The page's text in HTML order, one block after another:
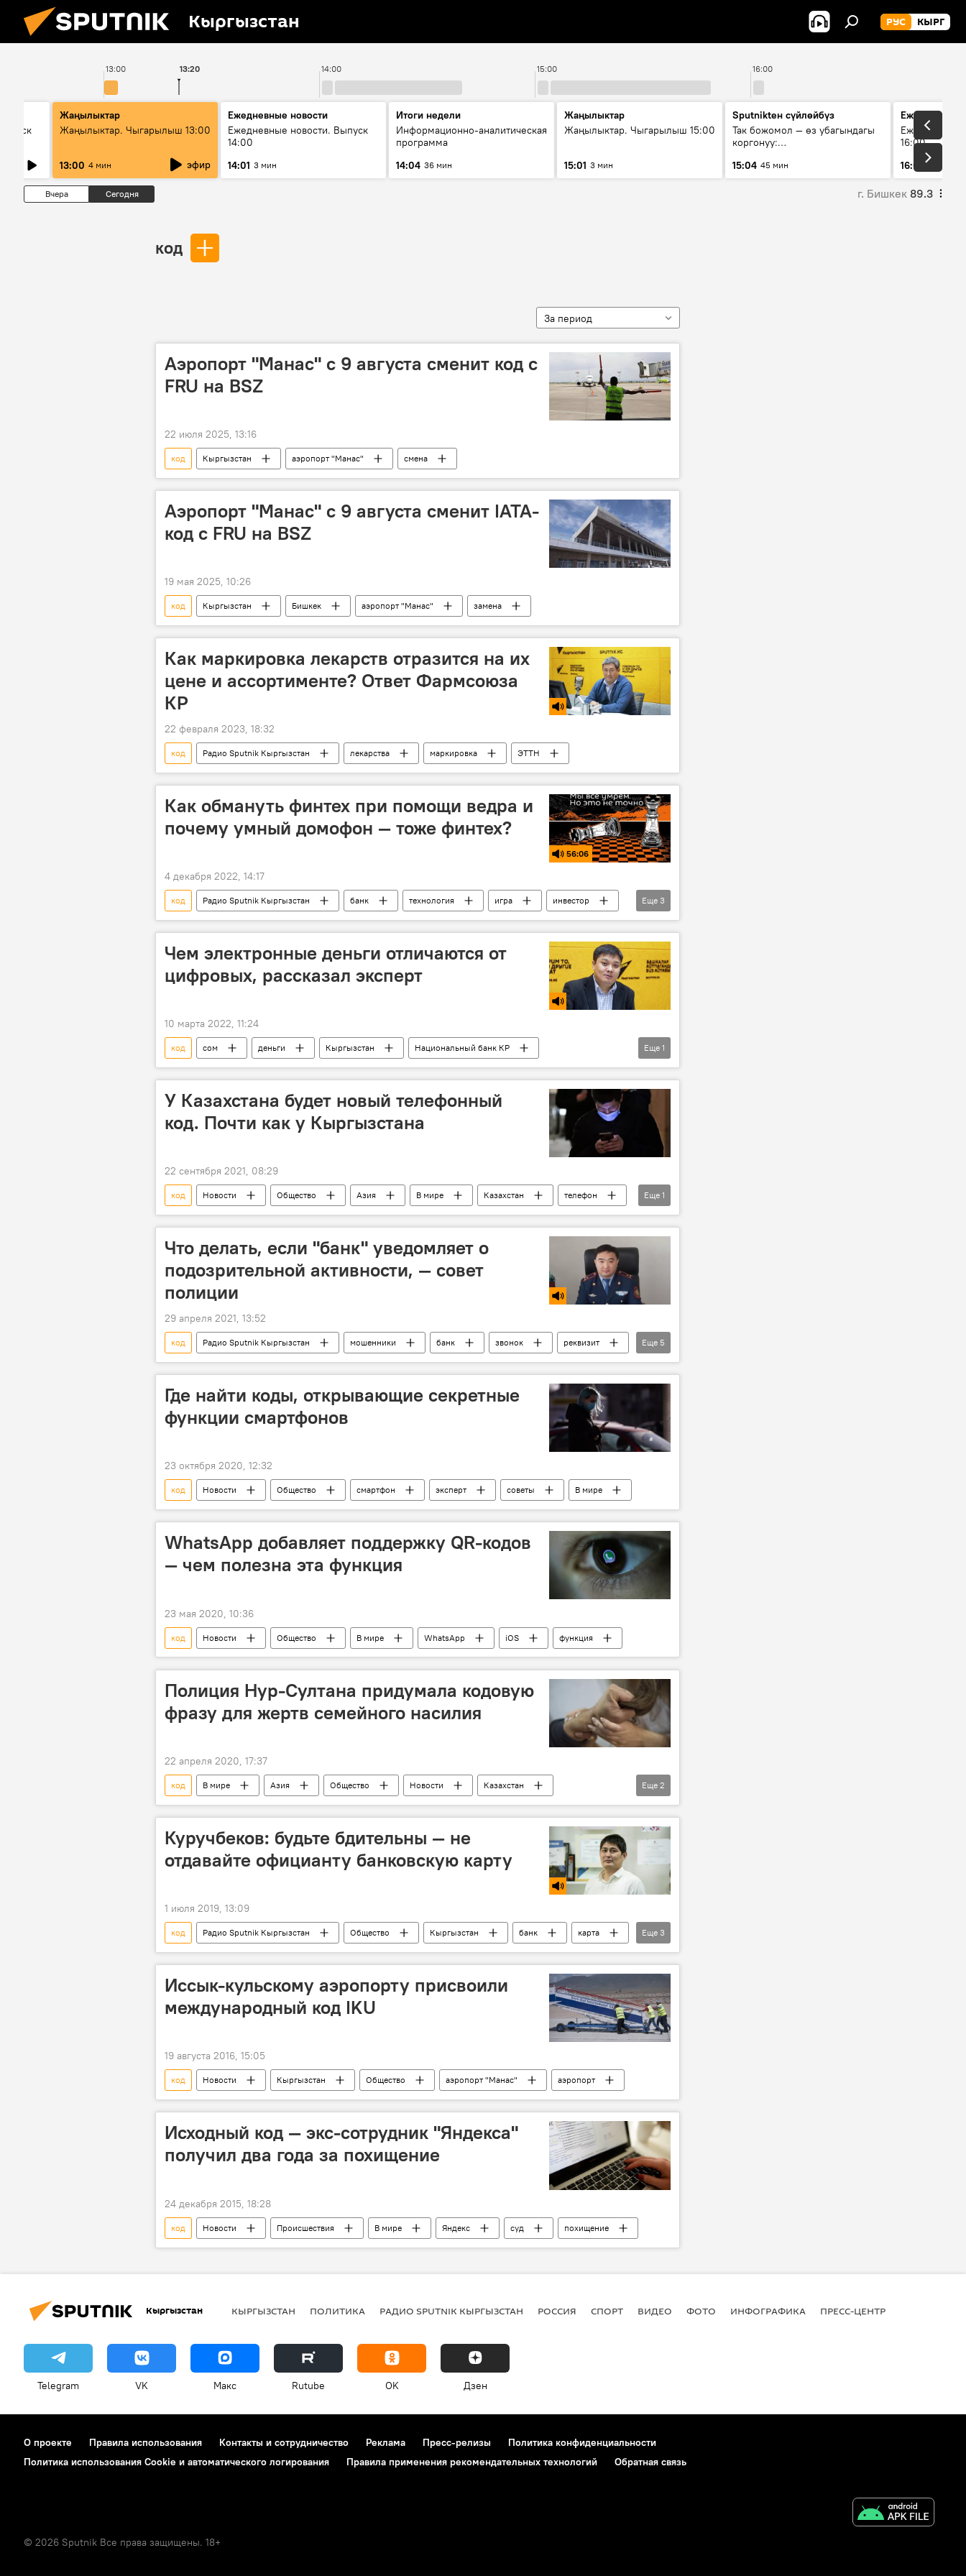
Кыргызстан РУС КЫРГ
13:00 14:00 15:00 16:00
13:20
Жаңылыктар
Жаңылыктар. Чыгарылыш 13:00
13:00 4 мин эфир
Ежедневные новости
Ежедневные новости. Выпуск
14:00
14:01 3 мин
Итоги недели
Информационно-аналитическая
программа
14:04 36 мин
Жаңылыктар
Жаңылыктар. Чыгарылыш 15:00
15:01 3 мин
Sputnikteн сүйлөйбүз
Так божомол — өз убагындагы
коргонуу:
кантип өркүндөтүлүүдө
15:04 45 мин
Ежедневные
Ежедневные
16:00
16:01
3 мин
Вчера Сегодня г. Бишкек 89.3
код
За период
Аэропорт "Манас" с 9 августа сменит код с
FRU на BSZ
22 июля 2025, 13:16
код Кыргызстан аэропорт "Манас" смена
Аэропорт "Манас" с 9 августа сменит IATA-
код с FRU на BSZ
19 мая 2025, 10:26
код Кыргызстан Бишкек аэропорт "Манас" замена
Как маркировка лекарств отразится на их
цене и ассортименте? Ответ Фармсоюза
КР
22 февраля 2023, 18:32
код Радио Sputnik Кыргызстан лекарства маркировка ЭТТН
Как обмануть финтех при помощи ведра и
почему умный домофон — тоже финтех?
56:06
4 декабря 2022, 14:17
код Радио Sputnik Кыргызстан банк технология игра
инвестор
инновация
финансы Подкасты РИА Новости
Еще 3
Чем электронные деньги отличаются от
цифровых, рассказал эксперт
10 марта 2022, 11:24
код сом деньги Кыргызстан
Национальный банк КР
Радио Sputnik Кыргызстан
Еще 1
У Казахстана будет новый телефонный
код. Почти как у Кыргызстана
22 сентября 2021, 08:29
код Новости Общество Азия В мире Казахстан
телефон
Россия
Еще 1
Что делать, если "банк" уведомляет о
подозрительной активности, — совет
полиции
29 апреля 2021, 13:52
код Радио Sputnik Кыргызстан мошенники банк звонок
реквизит
приложение
карта Азия В мире Общество
Еще 5
Где найти коды, открывающие секретные
функции смартфонов
23 октября 2020, 12:32
код Новости Общество смартфон эксперт советы В мире
WhatsApp добавляет поддержку QR-кодов
— чем полезна эта функция
23 мая 2020, 10:36
код Новости Общество В мире WhatsApp iOS функция
Полиция Нур-Султана придумала кодовую
фразу для жертв семейного насилия
22 апреля 2020, 17:37
код В мире Азия Общество Новости
Казахстан
Нур-Султан
насилие
Еще 2
Куручбеков: будьте бдительны — не
отдавайте официанту банковскую карту
1 июля 2019, 13:09
код Радио Sputnik Кыргызстан Общество Кыргызстан банк
карта
безопасность
банкомат кража
Еще 3
Иссык-кульскому аэропорту присвоили
международный код IKU
19 августа 2016, 15:05
код Новости Кыргызстан Общество аэропорт "Манас" аэропорт
Исходный код — экс-сотрудник "Яндекса"
получил два года за похищение
24 декабря 2015, 18:28
код Новости Происшествия В мире Яндекс суд похищение
Кыргызстан КЫРГЫЗСТАН ПОЛИТИКА РАДИО SPUTNIK КЫРГЫЗСТАН РОССИЯ СПОРТ ВИДЕО ФОТО ИНФОГРАФИКА ПРЕСС-ЦЕНТР
Telegram VK Макс Rutube OK Дзен
О проекте Правила использования Контакты и сотрудничество Реклама Пресс-релизы
Политика конфиденциальности
Политика использования Cookie и автоматического логирования
Правила применения рекомендательных технологий Обратная связь
© 2026 Sputnik Все права защищены. 18+